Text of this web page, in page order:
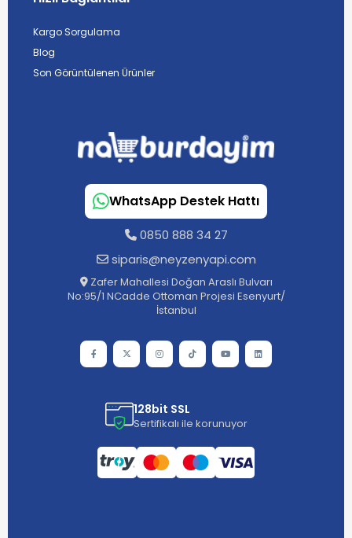
Kargo Sorgulama
Blog
Son Görüntülenen Ürünler
WhatsApp Destek Hattı
0850 888 34 27
siparis@neyzenyapi.com
Zafer Mahallesi Doğan Araslı Bulvarı
No:95/1 NCadde Ottoman Projesi Esenyurt/
İstanbul
128bit SSL
Sertifikalı ile korunuyor